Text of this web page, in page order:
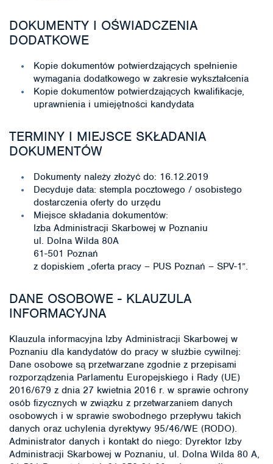
DOKUMENTY I OŚWIADCZENIA
DODATKOWE
Kopie dokumentów potwierdzających spełnienie
wymagania dodatkowego w zakresie wykształcenia
Kopie dokumentów potwierdzających kwalifikacje,
uprawnienia i umiejętności kandydata
TERMINY I MIEJSCE SKŁADANIA
DOKUMENTÓW
Dokumenty należy złożyć do: 16.12.2019
Decyduje data: stempla pocztowego / osobistego
dostarczenia oferty do urzędu
Miejsce składania dokumentów:
Izba Administracji Skarbowej w Poznaniu
ul. Dolna Wilda 80A
61-501 Poznań
z dopiskiem „oferta pracy – PUS Poznań – SPV-1”.
DANE OSOBOWE - KLAUZULA
INFORMACYJNA
Klauzula informacyjna Izby Administracji Skarbowej w
Poznaniu dla kandydatów do pracy w służbie cywilnej:
Dane osobowe są przetwarzane zgodnie z przepisami
rozporządzenia Parlamentu Europejskiego i Rady (UE)
2016/679 z dnia 27 kwietnia 2016 r. w sprawie ochrony
osób fizycznych w związku z przetwarzaniem danych
osobowych i w sprawie swobodnego przepływu takich
danych oraz uchylenia dyrektywy 95/46/WE (RODO).
Administrator danych i kontakt do niego: Dyrektor Izby
Administracji Skarbowej w Poznaniu, ul. Dolna Wilda 80 A,